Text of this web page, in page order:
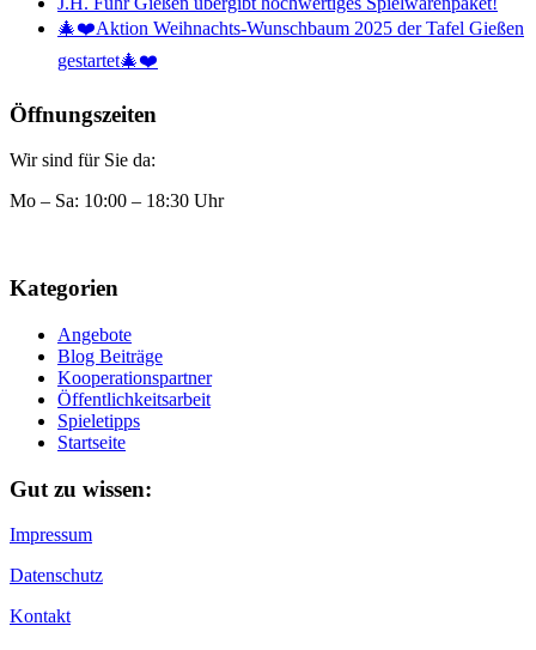
🎄❤️Aktion Weihnachts-Wunschbaum 2025 der Tafel Gießen
gestartet🎄❤️
Öffnungszeiten
Wir sind für Sie da:
Mo – Sa: 10:00 – 18:30 Uhr
Kategorien
Angebote
Blog Beiträge
Kooperationspartner
Öffentlichkeitsarbeit
Spieletipps
Startseite
Gut zu wissen:
Impressum
Datenschutz
Kontakt